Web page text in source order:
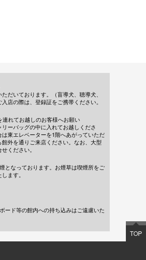
だいております。（盲導犬、聴導犬、
店の際は、登録証をご携帯ください。
れてお越しのお客様へお願い
ーバッグの中に入れてお越しくださ
東エレベーターを1階へあがっていただ
外を通りご来店ください。なお、大型
ください。
となっております。お煙草は喫煙所をご
ます。
ード等の館内への持ち込みはご遠慮いた
TOP